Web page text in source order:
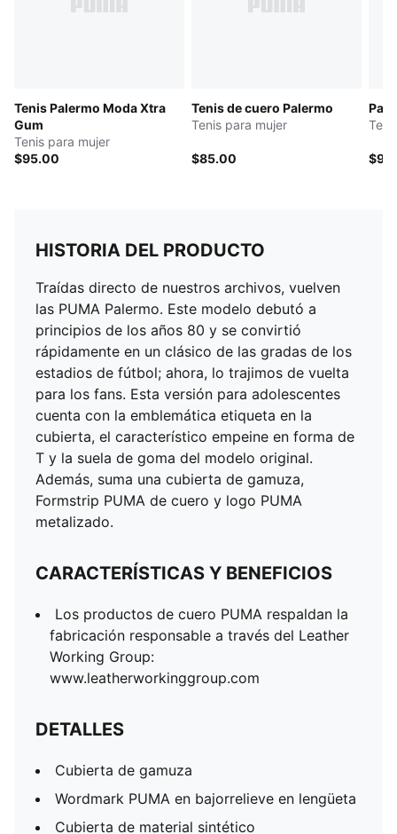
Tenis Palermo Moda Xtra
Gum
Tenis para mujer
$95.00
Tenis de cuero Palermo
Tenis para mujer
$85.00
HISTORIA DEL PRODUCTO
Traídas directo de nuestros archivos, vuelven
las PUMA Palermo. Este modelo debutó a
principios de los años 80 y se convirtió
rápidamente en un clásico de las gradas de los
estadios de fútbol; ahora, lo trajimos de vuelta
para los fans. Esta versión para adolescentes
cuenta con la emblemática etiqueta en la
cubierta, el característico empeine en forma de
T y la suela de goma del modelo original.
Además, suma una cubierta de gamuza,
Formstrip PUMA de cuero y logo PUMA
metalizado.
CARACTERÍSTICAS Y BENEFICIOS
Los productos de cuero PUMA respaldan la
fabricación responsable a través del Leather
Working Group:
www.leatherworkinggroup.com
DETALLES
Cubierta de gamuza
Wordmark PUMA en bajorrelieve en lengüeta
Cubierta de material sintético